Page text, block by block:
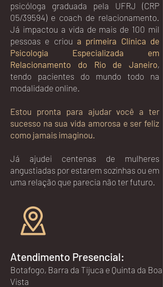
psicóloga graduada pela UFRJ (CRP
05/39594) e coach de relacionamento.
Já impactou a vida de mais de 100 mil
pessoas e criou a primeira Clínica de
Psicologia Especializada em
Relacionamento do Rio de Janeiro,
tendo pacientes do mundo todo na
modalidade online.
Estou pronta para ajudar você a ter
sucesso na sua vida amorosa e ser feliz
como jamais imaginou.
Já ajudei centenas de mulheres
angustiadas por estarem sozinhas ou em
uma relação que parecia não ter futuro.
Atendimento Presencial:
Botafogo, Barra da Tijuca e Quinta da Boa
Vista